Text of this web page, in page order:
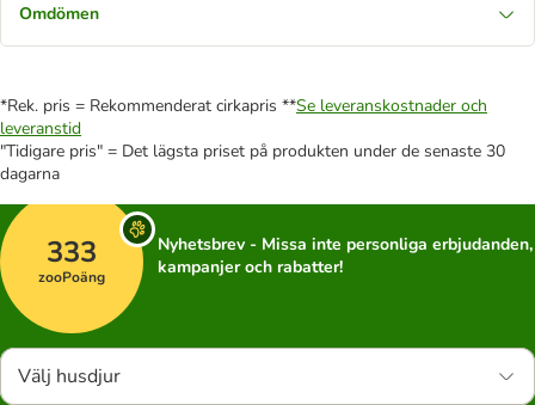
Omdömen
*Rek. pris = Rekommenderat cirkapris **Se leveranskostnader och
leveranstid
"Tidigare pris" = Det lägsta priset på produkten under de senaste 30
dagarna
333
zooPoäng
Nyhetsbrev - Missa inte personliga erbjudanden,
kampanjer och rabatter!
Välj husdjur